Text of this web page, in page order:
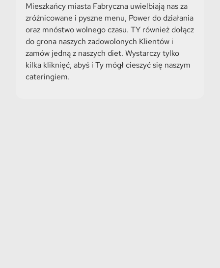
Mieszkańcy miasta Fabryczna uwielbiają nas za
zróżnicowane i pyszne menu, Power do działania
oraz mnóstwo wolnego czasu. TY również dołącz
do grona naszych zadowolonych Klientów i
zamów jedną z naszych diet. Wystarczy tylko
kilka kliknięć, abyś i Ty mógł cieszyć się naszym
cateringiem.